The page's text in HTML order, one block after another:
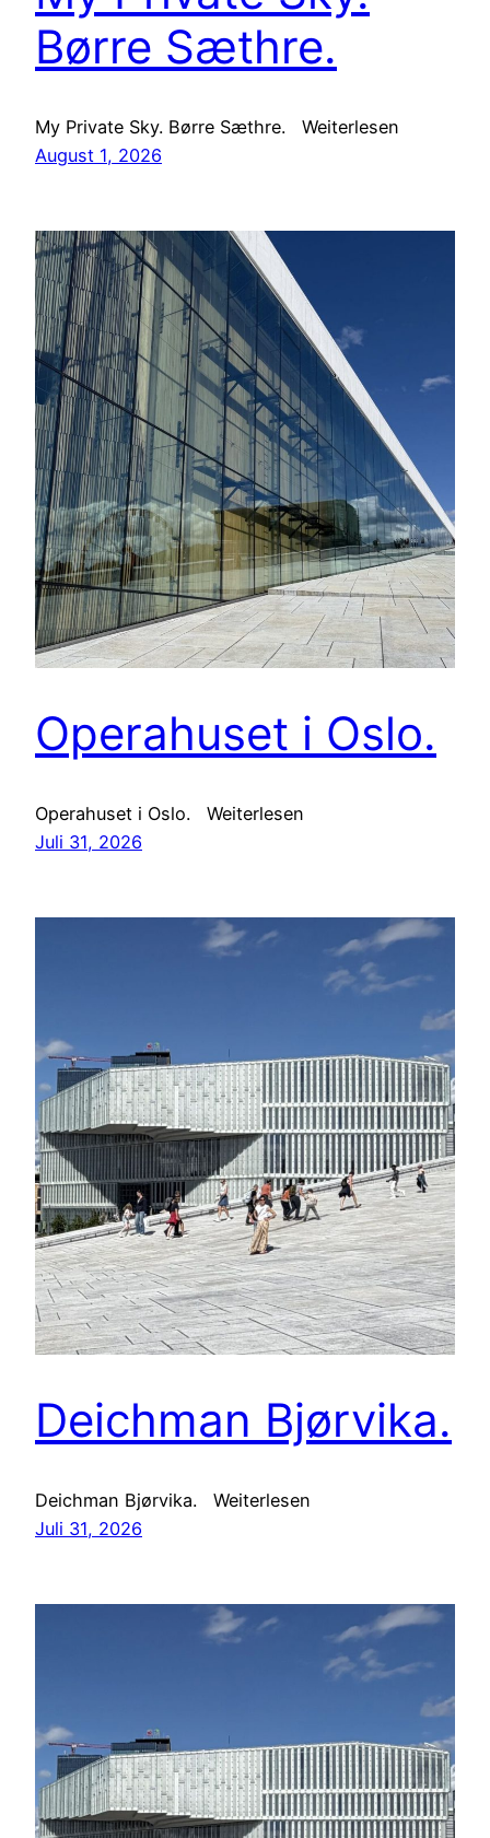
Børre Sæthre.
My Private Sky. Børre Sæthre. Weiterlesen
August 1, 2026
Operahuset i Oslo.
Operahuset i Oslo. Weiterlesen
Juli 31, 2026
Deichman Bjørvika.
Deichman Bjørvika. Weiterlesen
Juli 31, 2026